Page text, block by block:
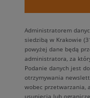
Administratorem
siedzibą w Krakowie
powyżej dane będą
administratora, za
Podanie danych jest
otrzymywania
wobec przetwarzania,